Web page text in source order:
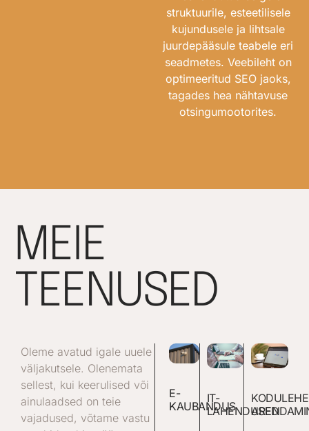
struktuurile, esteetilisele
kujundusele ja lihtsale
juurdepääsule teabele eri
seadmetes. Veebileht on
optimeeritud SEO jaoks,
tagades hea nähtavuse
otsingumootorites.
MEIE
TEENUSED
Oleme avatud igale uuele
väljakutsele. Olenemata
sellest, kui keerulised või
ainulaadsed on teie
vajadused, võtame vastu
E-
KAUBANDUS
IT-
LAHENDUSED
KODULEHE